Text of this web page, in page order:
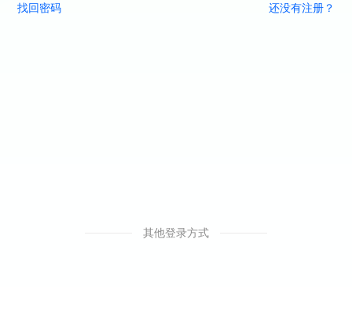
找回密码 还没有注册？
其他登录方式